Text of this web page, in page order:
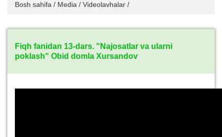
Bosh sahifa / Media / Videolavhalar /
Fiqh fanidan 13-dars. "Najosatlar va ularni
poklash" Obid domla Xursandov